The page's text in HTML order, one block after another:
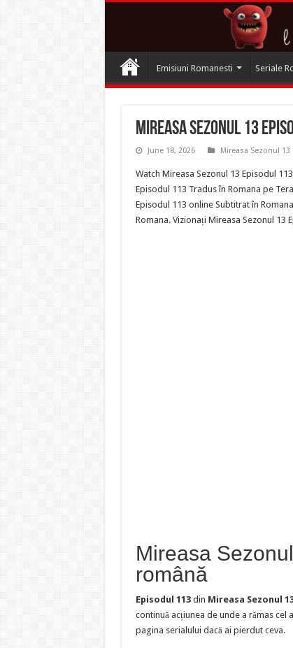
Emisiuni Romanesti Seriale
Mireasa Sezonul 13
June 18, 2026 Mireasa Sezonul 13
Watch Mireasa Sezonul 13 Episodul
Episodul 113 Tradus în Romana pe
Episodul 113 online Subtitrat în
Romana. Vizionați Mireasa Sezonul 13
Mireasa
română
Episodul 113din Mireasa Sezonul
continuă acțiunea de unde a rămas cel
pagina serialului dacă ai pierdut ceva.